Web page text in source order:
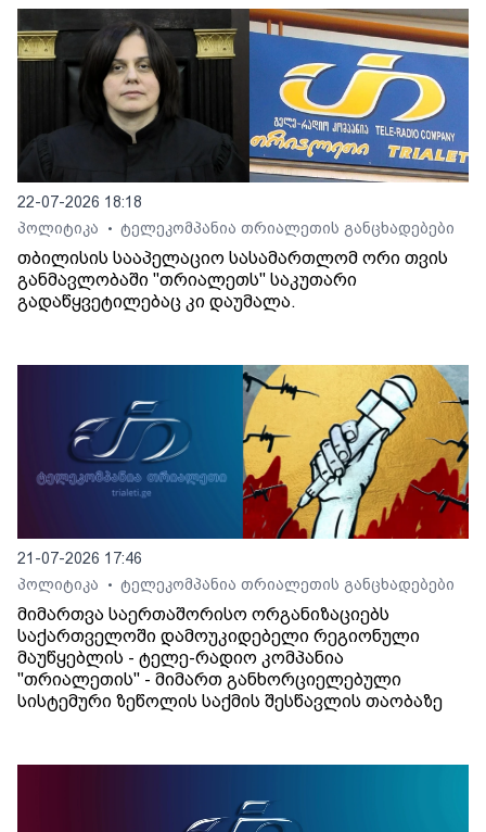
22-07-2026 18:18
პოლიტიკა
• ტელეკომპანია თრიალეთის განცხადებები
თბილისის სააპელაციო სასამართლომ ორი თვის
განმავლობაში "თრიალეთს" საკუთარი
გადაწყვეტილებაც კი დაუმალა.
21-07-2026 17:46
პოლიტიკა
• ტელეკომპანია თრიალეთის განცხადებები
მიმართვა საერთაშორისო ორგანიზაციებს
საქართველოში დამოუკიდებელი რეგიონული
მაუწყებლის - ტელე-რადიო კომპანია
"თრიალეთის" - მიმართ განხორციელებული
სისტემური ზეწოლის საქმის შესწავლის თაობაზე